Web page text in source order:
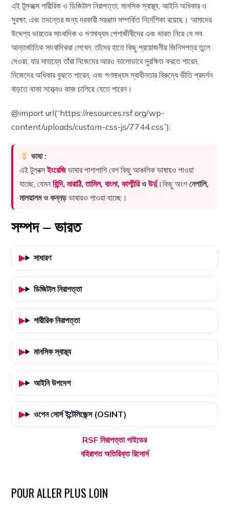
এই টুলবক্সে শারীরিক ও ডিজিটাল নিরাপত্তা, মানসিক স্বাস্থ্য, আইনি অধিকার ও
সুরক্ষা, এবং তদন্তের জন্য দরকারী সরঞ্জাম সম্পর্কিত নির্দেশিকা রয়েছে। আমাদের
উদ্দেশ্য ভারতের সাংবাদিক ও গণমাধ্যম পেশাজীবীদের এবং ভারত নিয়ে যে সব
আন্তর্জাতিক সাংবাদিকরা লেখেন, তাঁদের হাতে কিছু প্রয়োজনীয় জিনিসপত্র তুলে
দেওয়া, যার সাহায্যে তাঁরা নিজেদের আরও ভালোভাবে সুরক্ষিত করতে পারেন,
নিজেদের অধিকার বুঝতে পারেন, এবং গণমাধ্যম স্বাধীনতার বিরুদ্ধে ভীতি প্রদর্শন
বাড়তে থাকা সত্ত্বেও কাজ চালিয়ে যেতে পারেন।
@import url(“https://resources.rsf.org/wp-
content/uploads/custom-css-js/7744.css”);
ভাষা :
এই টুলবক্সইংরেজিভাষার পাশাপাশি বেশ কিছু আঞ্চলিক ভাষায়ও পাওয়া
যাচ্ছে, যেমনহিন্দি,মারাঠি,তামিল,বাংলা,কাশ্মীরিওউর্দু।কিছু অংশনেপালি,
মালয়ালম ও কন্নড়ভাষায়ও পাওয়া যাচ্ছে।
সম্পদ – ভারত
সাধারণ
ডিজিটাল নিরাপত্তা
শারীরিক নিরাপত্তা
মানসিক স্বাস্থ্য
আইনি উপদেশ
ওপেন সোর্স ইন্টেলিজেন্স (OSINT)
RSF নিরাপত্তা গাইডের
বহিরাগত অতিরিক্ত রিসোর্স
POUR ALLER PLUS LOIN